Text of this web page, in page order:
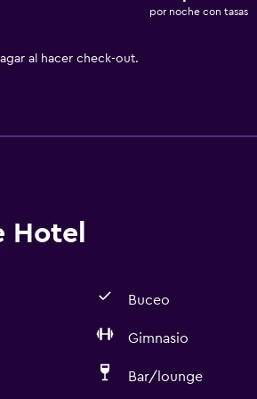
por noche con tasas
al hacer check-out.
Hotel
Buceo
Gimnasio
Bar/lounge